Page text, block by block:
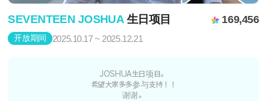
SEVENTEEN JOSHUA 生日项目 169,456
开放期间 2025.10.17 ~ 2025.12.21
JOSHUA生日项目。
希望大家多多参与支持！！
谢谢。